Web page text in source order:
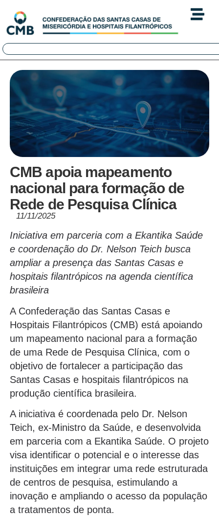
CMB apoia mapeamento
nacional para formação de
Rede de Pesquisa Clínica
11/11/2025
Iniciativa em parceria com a Ekantika Saúde
e coordenação do Dr. Nelson Teich busca
ampliar a presença das Santas Casas e
hospitais filantrópicos na agenda científica
brasileira
A Confederação das Santas Casas e
Hospitais Filantrópicos (CMB) está apoiando
um mapeamento nacional para a formação
de uma Rede de Pesquisa Clínica, com o
objetivo de fortalecer a participação das
Santas Casas e hospitais filantrópicos na
produção científica brasileira.
A iniciativa é coordenada pelo Dr. Nelson
Teich, ex-Ministro da Saúde, e desenvolvida
em parceria com a Ekantika Saúde. O projeto
visa identificar o potencial e o interesse das
instituições em integrar uma rede estruturada
de centros de pesquisa, estimulando a
inovação e ampliando o acesso da população
a tratamentos de ponta.